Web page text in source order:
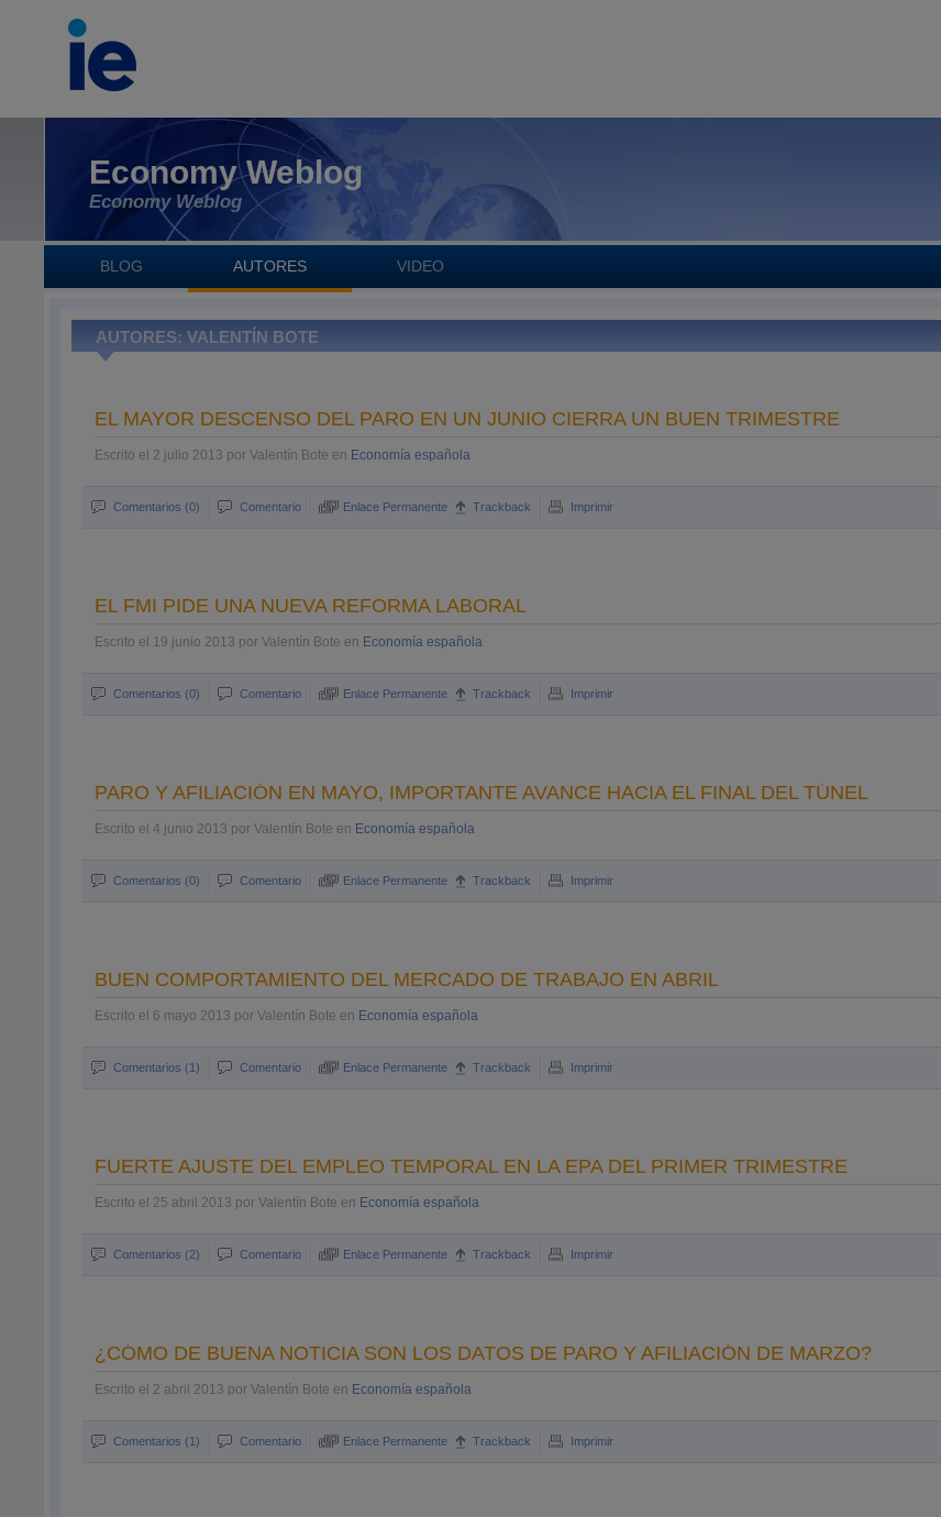
Economy Weblog
Economy Weblog
BLOG AUTORES VIDEO
AUTORES: VALENTÍN BOTE
EL MAYOR DESCENSO DEL PARO EN UN JUNIO CIERRA UN BUEN TRIMESTRE
Escrito el 2 julio 2013 por Valentín Bote en Economía española
Comentarios (0) Comentario Enlace Permanente Trackback Imprimir
EL FMI PIDE UNA NUEVA REFORMA LABORAL
Escrito el 19 junio 2013 por Valentín Bote en Economía española
Comentarios (0) Comentario Enlace Permanente Trackback Imprimir
PARO Y AFILIACIÓN EN MAYO, IMPORTANTE AVANCE HACIA EL FINAL DEL TÚNEL
Escrito el 4 junio 2013 por Valentín Bote en Economía española
Comentarios (0) Comentario Enlace Permanente Trackback Imprimir
BUEN COMPORTAMIENTO DEL MERCADO DE TRABAJO EN ABRIL
Escrito el 6 mayo 2013 por Valentín Bote en Economía española
Comentarios (1) Comentario Enlace Permanente Trackback Imprimir
FUERTE AJUSTE DEL EMPLEO TEMPORAL EN LA EPA DEL PRIMER TRIMESTRE
Escrito el 25 abril 2013 por Valentín Bote en Economía española
Comentarios (2) Comentario Enlace Permanente Trackback Imprimir
¿CÓMO DE BUENA NOTICIA SON LOS DATOS DE PARO Y AFILIACIÓN DE MARZO?
Escrito el 2 abril 2013 por Valentín Bote en Economía española
Comentarios (1) Comentario Enlace Permanente Trackback Imprimir